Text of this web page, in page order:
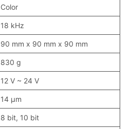
Color
18 kHz
90 mm x 90 mm x 90 mm
830 g
12 V ~ 24 V
14 μm
8 bit, 10 bit